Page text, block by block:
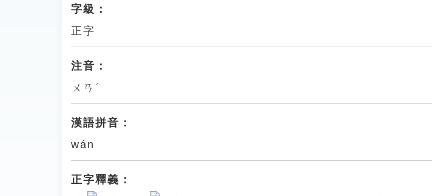
字級：
正字
注音：
ㄨㄢˊ
漢語拼音：
wán
正字釋義：